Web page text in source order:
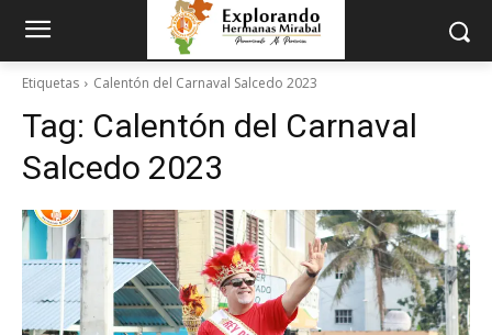
Etiquetas Calentón del Carnaval Salcedo 2023
Tag: Calentón del Carnaval
Salcedo 2023